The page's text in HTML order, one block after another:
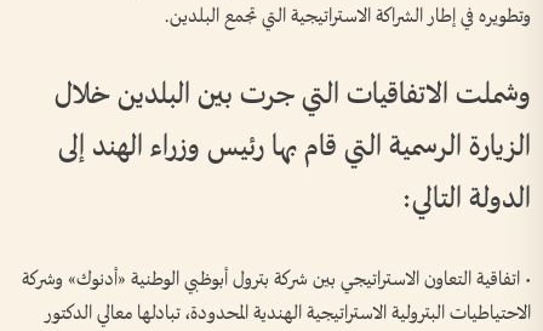
وتطويره في إطار الشراكة الاستراتيجية التي تجمع البلدين.
وشملت الاتفاقيات التي جرت بين البلدين خلال
الزيارة الرسمية التي قام بها رئيس وزراء الهند إلى
الدولة التالي:
• اتفاقية التعاون الاستراتيجي بين شركة بترول أبوظبي الوطنية «أدنوك» وشركة
الاحتياطيات البترولية الاستراتيجية الهندية المحدودة، تبادلها معالي الدكتور